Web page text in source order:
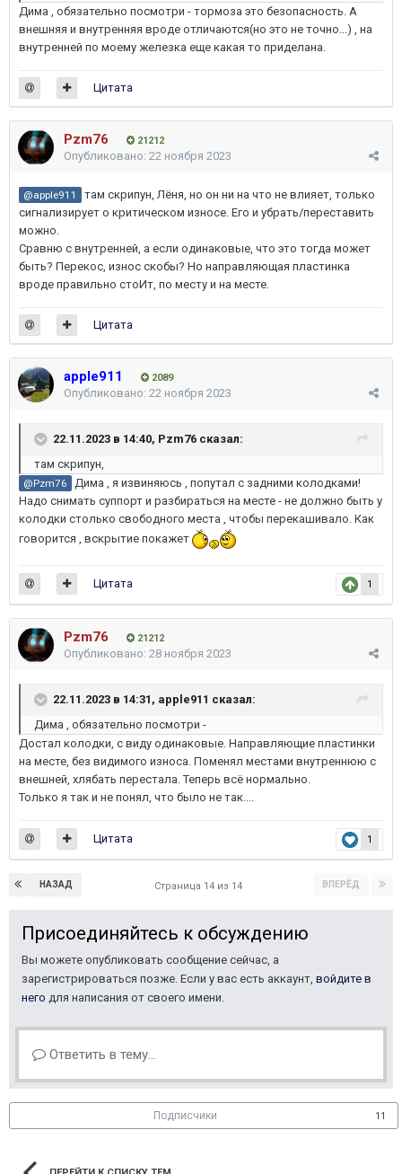
Дима , обязательно посмотри - тормоза это безопасность. А
внешняя и внутренняя вроде отличаются(но это не точно...) , на
внутренней по моему железка еще какая то приделана.
Цитата
Pzm76 21212
Опубликовано: 22 ноября 2023
@apple911
там скрипун, Лёня, но он ни на что не влияет, только
сигнализирует о критическом износе. Его и убрать/переставить
можно.
Сравню с внутренней, а если одинаковые, что это тогда может
быть? Перекос, износ скобы? Но направляющая пластинка
вроде правильно стоИт, по месту и на месте.
Цитата
apple911 2089
Опубликовано: 22 ноября 2023
22.11.2023 в 14:40, Pzm76 сказал:
там скрипун,
@Pzm76
Дима , я извиняюсь , попутал с задними колодками!
Надо снимать суппорт и разбираться на месте - не должно быть у
колодки столько свободного места , чтобы перекашивало. Как
говорится , вскрытие покажет
1
Цитата
Pzm76 21212
Опубликовано: 28 ноября 2023
22.11.2023 в 14:31, apple911 сказал:
Дима , обязательно посмотри -
Достал колодки, с виду одинаковые. Направляющие пластинки
на месте, без видимого износа. Поменял местами внутреннюю с
внешней, хлябать перестала. Теперь всё нормально.
Только я так и не понял, что было не так....
1
Цитата
НАЗАД ВПЕРЁД
Страница 14 из 14
Присоединяйтесь к обсуждению
Вы можете опубликовать сообщение сейчас, а
зарегистрироваться позже. Если у вас есть аккаунт, войдите в
него для написания от своего имени.
Ответить в тему...
Подписчики 11